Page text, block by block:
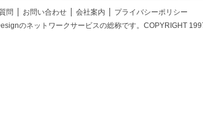
問 お問い合わせ 会社案内
プライバシーポリシー
のネットワークサービスの総称です。COPYRIGHT